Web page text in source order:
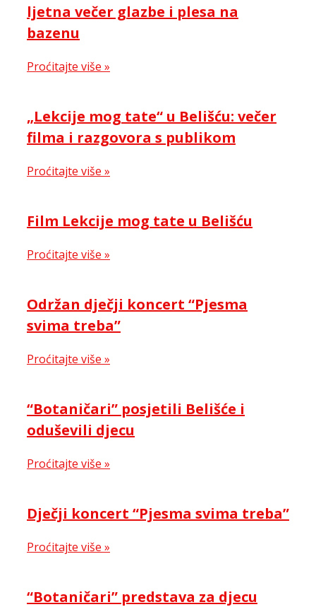
ljetna večer glazbe i plesa na
bazenu
Proćitajte više »
„Lekcije mog tate“ u Belišću: večer
filma i razgovora s publikom
Proćitajte više »
Film Lekcije mog tate u Belišću
Proćitajte više »
Održan dječji koncert “Pjesma
svima treba”
Proćitajte više »
“Botaničari” posjetili Belišće i
oduševili djecu
Proćitajte više »
Dječji koncert “Pjesma svima treba”
Proćitajte više »
“Botaničari” predstava za djecu